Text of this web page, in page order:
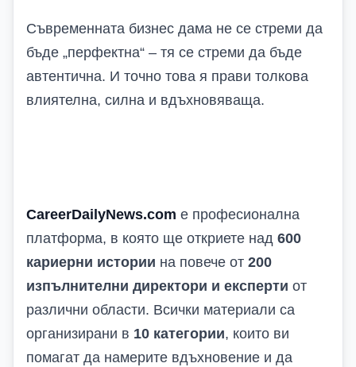
Съвременната бизнес дама не се стреми да
бъде „перфектна“ – тя се стреми да бъде
автентична. И точно това я прави толкова
влиятелна, силна и вдъхновяваща.
CareerDailyNews.com е професионална
платформа, в която ще откриете над 600
кариерни истории на повече от 200
изпълнителни директори и експерти от
различни области. Всички материали са
организирани в 10 категории, които ви
помагат да намерите вдъхновение и да